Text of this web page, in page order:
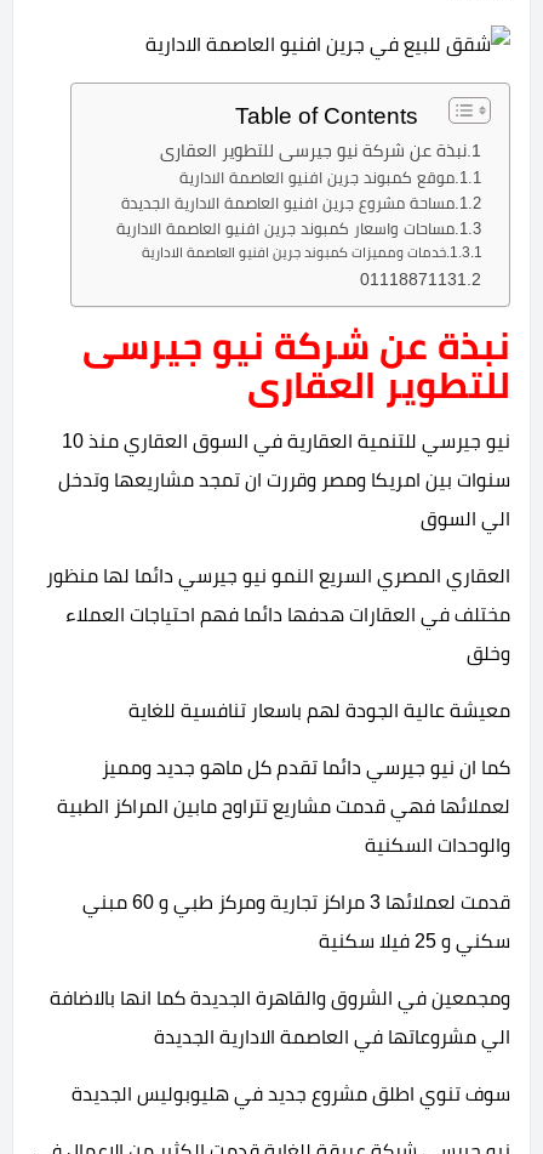
Table of Contents
نبذة عن شركة نيو جيرسى للتطوير العقارى
موقع كمبوند جرين افنيو العاصمة الادارية
مساحة مشروع جرين افنيو العاصمة الادارية الجديدة
مساحات واسعار كمبوند جرين افنيو العاصمة الادارية
خدمات ومميزات كمبوند جرين افنيو العاصمة الادارية
01118871131
نبذة عن شركة نيو جيرسى
للتطوير العقارى
نيو جيرسي للتنمية العقارية في السوق العقاري منذ 10
سنوات بين امريكا ومصر وقررت ان تمجد مشاريعها وتدخل
الي السوق
العقاري المصري السريع النمو نيو جيرسي دائما لها منظور
مختلف في العقارات هدفها دائما فهم احتياجات العملاء
وخلق
معيشة عالية الجودة لهم باسعار تنافسية للغاية
كما ان نيو جيرسي دائما تقدم كل ماهو جديد ومميز
لعملائها فهي قدمت مشاريع تتراوح مابين المراكز الطبية
والوحدات السكنية
قدمت لعملائها 3 مراكز تجارية ومركز طبي و 60 مبني
سكني و 25 فيلا سكنية
ومجمعين في الشروق والقاهرة الجديدة كما انها بالاضافة
الي مشروعاتها في العاصمة الادارية الجديدة
سوف تنوي اطلق مشروع جديد في هليوبوليس الجديدة